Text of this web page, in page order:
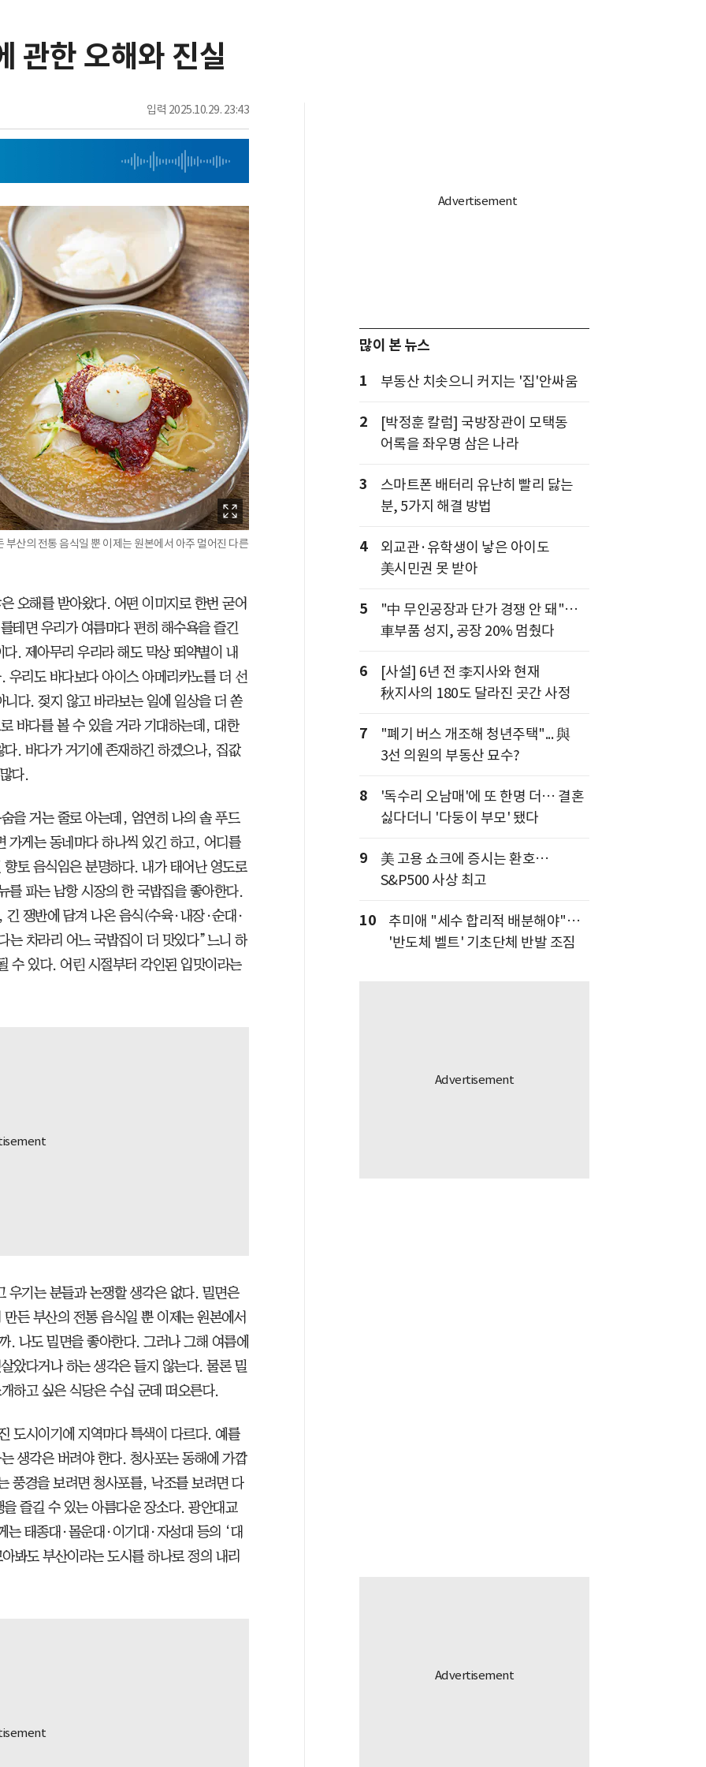
관한 오해와 진실
입력 2025.10.29. 23:43
산의 전통 음식일 뿐 이제는 원본에서 아주 멀어진 다른
오해를 받아왔다. 어떤 이미지로 한번 굳어
테면 우리가 여름마다 편히 해수욕을 즐긴
. 제아무리 우리라 해도 막상 뙤약볕이 내
우리도 바다보다 아이스 아메리카노를 더 선
다. 젖지 않고 바라보는 일에 일상을 더 쏟
바다를 볼 수 있을 거라 기대하는데, 대한
. 바다가 거기에 존재하긴 하겠으나, 집값
다.
을 거는 줄로 아는데, 엄연히 나의 솔 푸드
가게는 동네마다 하나씩 있긴 하고, 어디를
토 음식임은 분명하다. 내가 태어난 영도로
를 파는 남항 시장의 한 국밥집을 좋아한다.
쟁반에 담겨 나온 음식(수육·내장·순대·
는 차라리 어느 국밥집이 더 맛있다”느니 하
수 있다. 어린 시절부터 각인된 입맛이라는
우기는 분들과 논쟁할 생각은 없다. 밀면은
든 부산의 전통 음식일 뿐 이제는 원본에서
. 나도 밀면을 좋아한다. 그러나 그해 여름에
았다거나 하는 생각은 들지 않는다. 물론 밀
하고 싶은 식당은 수십 군데 떠오른다.
도시이기에 지역마다 특색이 다르다. 예를
생각은 버려야 한다. 청사포는 동해에 가깝
풍경을 보려면 청사포를, 낙조를 보려면 다
즐길 수 있는 아름다운 장소다. 광안대교
태종대·몰운대·이기대·자성대 등의 ‘대
봐도 부산이라는 도시를 하나로 정의 내리
많이 본 뉴스
1
부동산 치솟으니 커지는 '집'안싸움
2
[박정훈 칼럼] 국방장관이 모택동
어록을 좌우명 삼은 나라
3
스마트폰 배터리 유난히 빨리 닳는
분, 5가지 해결 방법
4
외교관·유학생이 낳은 아이도
美시민권 못 받아
5
"中 무인공장과 단가 경쟁 안 돼"…
車부품 성지, 공장 20% 멈췄다
6
[사설] 6년 전 李지사와 현재
秋지사의 180도 달라진 곳간 사정
7
"폐기 버스 개조해 청년주택"... 與
3선 의원의 부동산 묘수?
8
'독수리 오남매'에 또 한명 더… 결혼
싫다더니 '다둥이 부모' 됐다
9
美 고용 쇼크에 증시는 환호…
S&P500 사상 최고
10
추미애 "세수 합리적 배분해야"…
'반도체 벨트' 기초단체 반발 조짐